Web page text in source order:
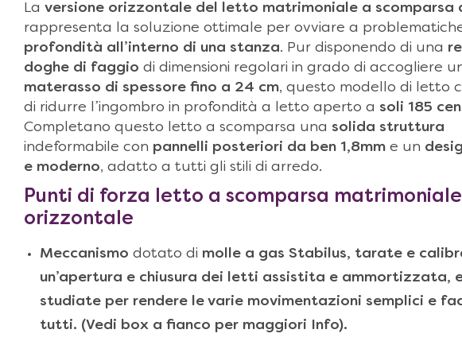
La versione orizzontale del letto matrimoniale a scomparsa
rappresenta la soluzione ottimale per ovviare a
profondità all’interno di una stanza. Pur disponendo di una
doghe di faggio di dimensioni regolari in grado di accogliere
materasso di spessore fino a 24 cm, questo modello di letto
di ridurre l’ingombro in profondità a letto aperto a soli 185
Completano questo letto a scomparsa una solida struttura
indeformabile con pannelli posteriori da ben 1,8mm e un
e moderno, adatto a tutti gli stili di arredo.
Punti di forza letto a scomparsa matrimoniale
orizzontale
Meccanismo dotato di molle a gas Stabilus, tarate e
un’apertura e chiusura dei letti assistita e ammortizzata,
studiate per rendere le varie movimentazioni semplici e
tutti. (Vedi box a fianco per maggiori Info).